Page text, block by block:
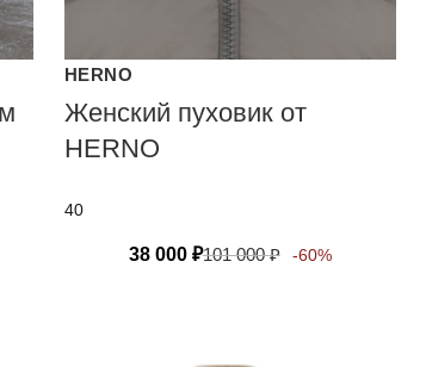
HERNO
Женский пуховик от
HERNO
40
38 000 ₽101 000₽ -60%